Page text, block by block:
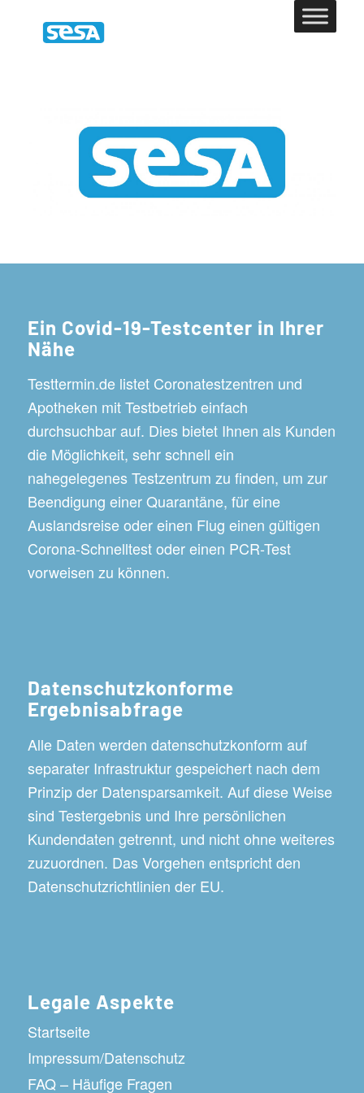
Ein Covid-19-Testcenter in Ihrer
Nähe
Testtermin.de listet Coronatestzentren und
Apotheken mit Testbetrieb einfach
durchsuchbar auf. Dies bietet Ihnen als Kunden
die Möglichkeit, sehr schnell ein
nahegelegenes Testzentrum zu finden, um zur
Beendigung einer Quarantäne, für eine
Auslandsreise oder einen Flug einen gültigen
Corona-Schnelltest oder einen PCR-Test
vorweisen zu können.
Datenschutzkonforme
Ergebnisabfrage
Alle Daten werden datenschutzkonform auf
separater Infrastruktur gespeichert nach dem
Prinzip der Datensparsamkeit. Auf diese Weise
sind Testergebnis und Ihre persönlichen
Kundendaten getrennt, und nicht ohne weiteres
zuzuordnen. Das Vorgehen entspricht den
Datenschutzrichtlinien der EU.
Legale Aspekte
Startseite
Impressum/Datenschutz
FAQ – Häufige Fragen